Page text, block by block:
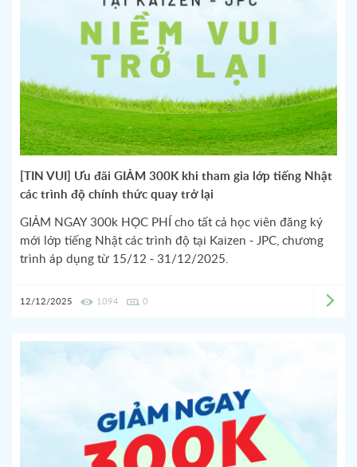
[TIN VUI] Ưu đãi GIẢM 300K khi tham gia lớp tiếng Nhật
các trình độ chính thức quay trở lại
GIẢM NGAY 300k HỌC PHÍ cho tất cả học viên đăng ký
mới lớp tiếng Nhật các trình độ tại Kaizen - JPC, chương
trình áp dụng từ 15/12 - 31/12/2025.
12/12/2025 1094 0